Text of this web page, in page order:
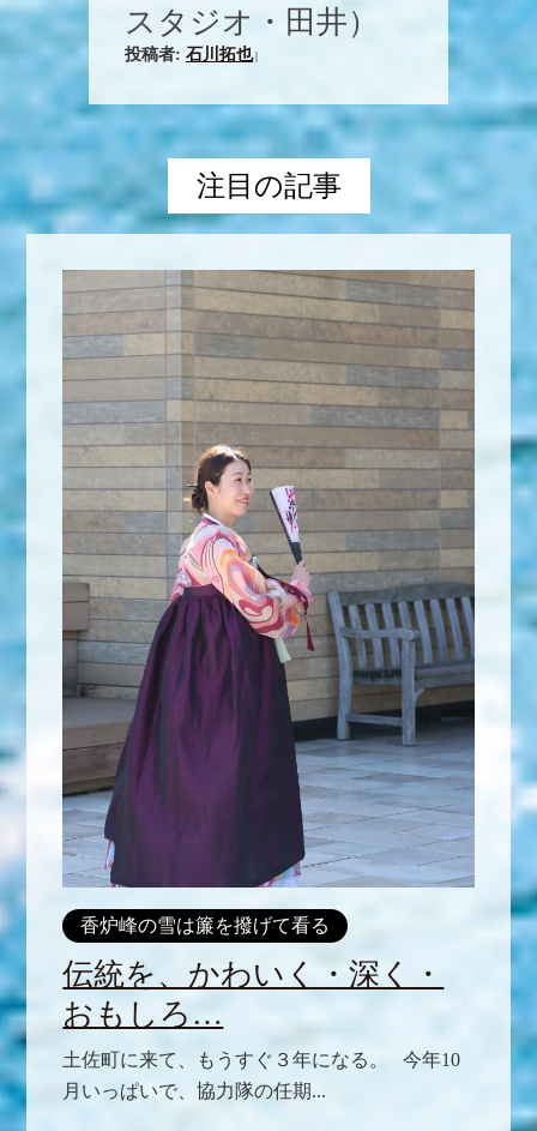
スタジオ・田井）
投稿者: 石川拓也|
注目の記事
香炉峰の雪は簾を撥げて看る
伝統を、かわいく・深く・
おもしろ…
土佐町に来て、もうすぐ３年になる。 今年10
月いっぱいで、協力隊の任期...